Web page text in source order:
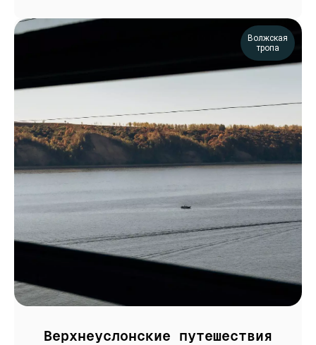
Волжская
тропа
Верхнеуслонские путешествия